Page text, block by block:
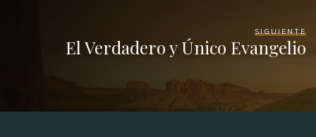
SIGUIENTE
El Verdadero y Único Evangelio